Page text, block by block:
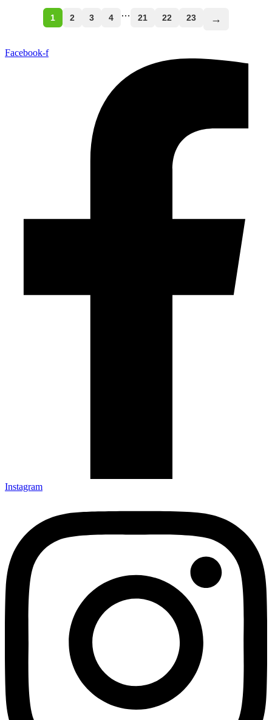
1 2 3 4 … 21 22 23 →
Facebook-f
Instagram